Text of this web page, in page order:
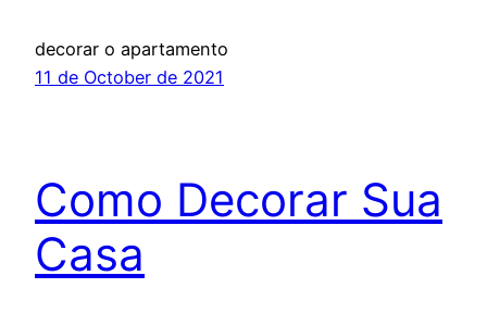
decorar o apartamento
11 de October de 2021
Como Decorar Sua
Casa